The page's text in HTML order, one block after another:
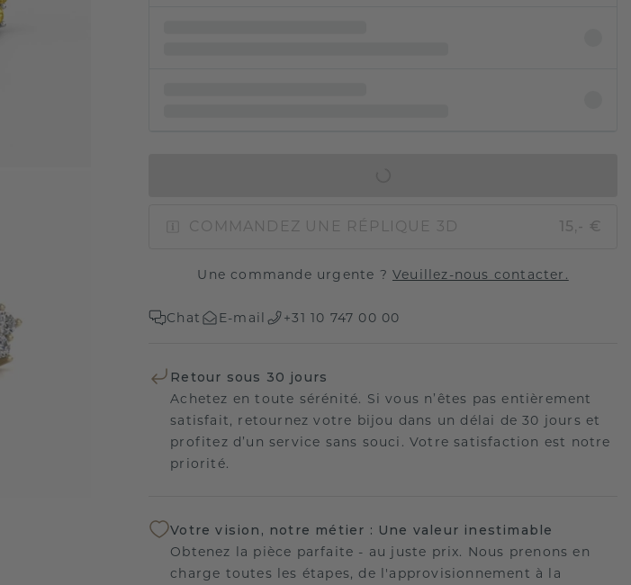
COMMANDEZ UNE RÉPLIQUE 3D 15,- €
Une commande urgente ? Veuillez-nous contacter.
Chat E-mail +31 10 747 00 00
Retour sous 30 jours
Achetez en toute sérénité. Si vous n’êtes pas entièrement
satisfait, retournez votre bijou dans un délai de 30 jours et
profitez d’un service sans souci. Votre satisfaction est notre
priorité.
Votre vision, notre métier : Une valeur inestimable
Obtenez la pièce parfaite - au juste prix. Nous prenons en
charge toutes les étapes, de l'approvisionnement à la